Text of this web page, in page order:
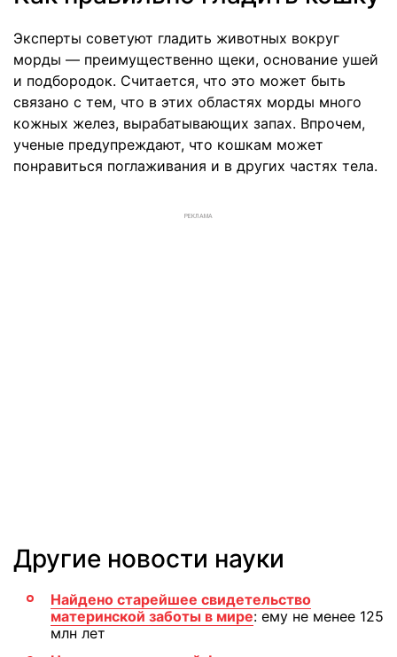
Эксперты советуют гладить животных вокруг
морды — преимущественно щеки, основание ушей
и подбородок. Считается, что это может быть
связано с тем, что в этих областях морды много
кожных желез, вырабатывающих запах. Впрочем,
ученые предупреждают, что кошкам может
понравиться поглаживания и в других частях тела.
РЕКЛАМА
Другие новости науки
Найдено старейшее свидетельство
материнской заботы в мире: ему не менее 125
млн лет